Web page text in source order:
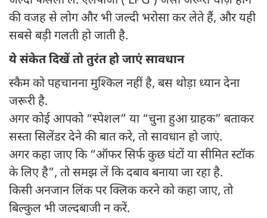
की वजह से लोग और भी जल्दी भरोसा कर लेते हैं, और यही
सबसे बड़ी गलती हो जाती है.
ये संकेत दिखें तो तुरंत हो जाएं सावधान
स्कैम को पहचानना मुश्किल नहीं है, बस थोड़ा ध्यान देना
जरूरी है.
अगर कोई आपको “स्पेशल” या “चुना हुआ ग्राहक” बताकर
सस्ता सिलेंडर देने की बात करे, तो सावधान हो जाएं.
अगर कहा जाए कि “ऑफर सिर्फ कुछ घंटों या सीमित स्टॉक
के लिए है”, तो समझ लें कि दबाव बनाया जा रहा है.
किसी अनजान लिंक पर क्लिक करने को कहा जाए, तो
बिल्कुल भी जल्दबाजी न करें.